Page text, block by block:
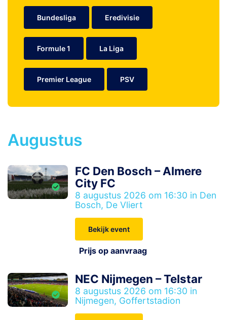
Bundesliga Eredivisie
Formule 1 La Liga
Premier League PSV
Augustus
FC Den Bosch – Almere
City FC
8 augustus 2026 om 16:30 in Den
Bosch, De Vliert
Bekijk event
Prijs op aanvraag
NEC Nijmegen – Telstar
8 augustus 2026 om 16:30 in
Nijmegen, Goffertstadion